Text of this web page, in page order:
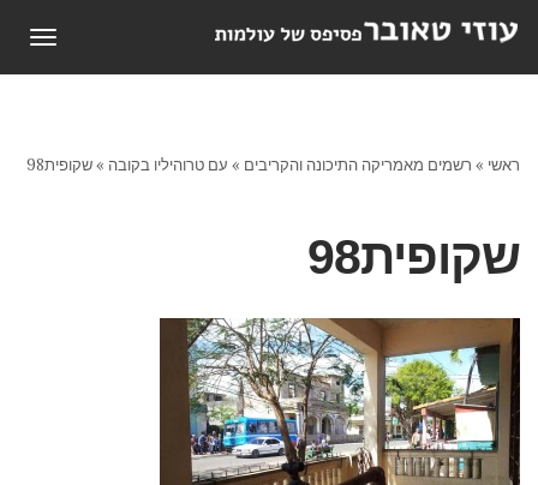
ראשי » רשמים מאמריקה התיכונה והקריבים » עם טרוהיליו בקובה »שקופית98
שקופית98